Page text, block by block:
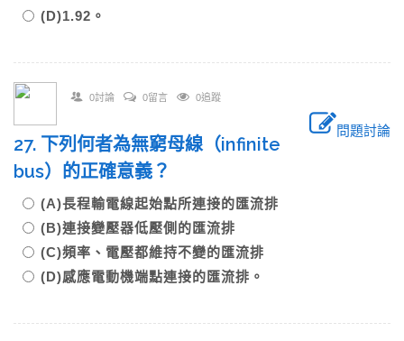
(D)1.92。
0討論 0留言 0追蹤
問題討論
27. 下列何者為無窮母線（infinite
bus）的正確意義？
(A)長程輸電線起始點所連接的匯流排
(B)連接變壓器低壓側的匯流排
(C)頻率、電壓都維持不變的匯流排
(D)感應電動機端點連接的匯流排。